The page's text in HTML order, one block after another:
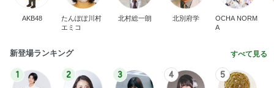
AKB48
たんぽぽ川村
エミコ
北村総一朗 北別府学
OCHA NORM
A
新登場ランキング すべて見る
1 2 3 4 5